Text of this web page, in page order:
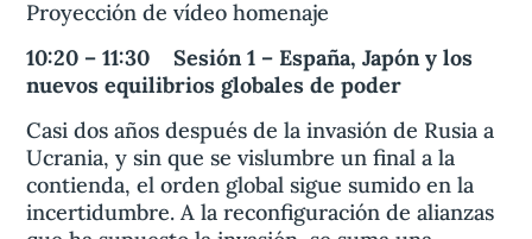
Proyección de vídeo homenaje
10:20 – 11:30 Sesión 1 – España, Japón y los
nuevos equilibrios globales de poder
Casi dos años después de la invasión de Rusia a
Ucrania, y sin que se vislumbre un final a la
contienda, el orden global sigue sumido en la
incertidumbre. A la reconfiguración de alianzas